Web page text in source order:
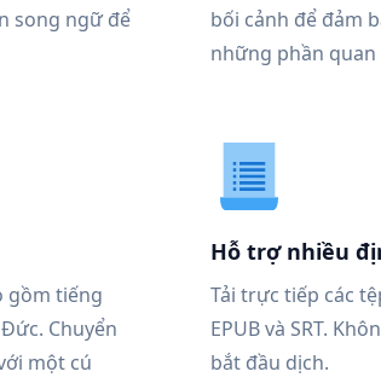
song ngữ để
bối cảnh để đảm
những phần
gồm tiếng
Chuyển
một cú
Hỗ trợ nhiều
Tải trực tiếp các tệp
EPUB và SRT.
bắt đầu dịch.